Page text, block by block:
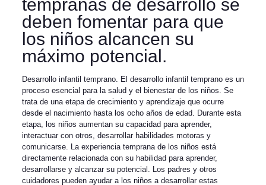
tempranas de desarrollo se
deben fomentar para que
los niños alcancen su
máximo potencial.
Desarrollo infantil temprano. El desarrollo infantil temprano es un
proceso esencial para la salud y el bienestar de los niños. Se
trata de una etapa de crecimiento y aprendizaje que ocurre
desde el nacimiento hasta los ocho años de edad. Durante esta
etapa, los niños aumentan su capacidad para aprender,
interactuar con otros, desarrollar habilidades motoras y
comunicarse. La experiencia temprana de los niños está
directamente relacionada con su habilidad para aprender,
desarrollarse y alcanzar su potencial. Los padres y otros
cuidadores pueden ayudar a los niños a desarrollar estas